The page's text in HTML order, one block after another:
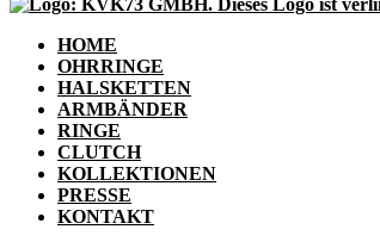
HOME
OHRRINGE
HALSKETTEN
ARMBÄNDER
RINGE
CLUTCH
KOLLEKTIONEN
PRESSE
KONTAKT